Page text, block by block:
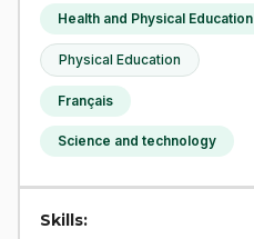
Health and Physical Education
Physical Education
Français
Science and technology
Skills: